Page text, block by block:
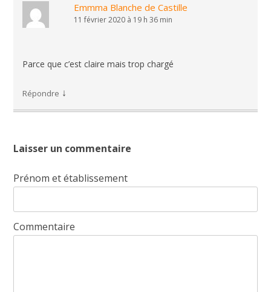
Emmma Blanche de Castille
11 février 2020 à 19 h 36 min
Parce que c’est claire mais trop chargé
Répondre ↓
Laisser un commentaire
Prénom et établissement
Commentaire